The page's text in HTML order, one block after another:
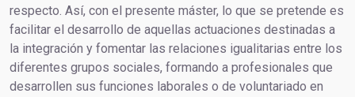
respecto. Así, con el presente máster, lo que se pretende es
facilitar el desarrollo de aquellas actuaciones destinadas a
la integración y fomentar las relaciones igualitarias entre los
diferentes grupos sociales, formando a profesionales que
desarrollen sus funciones laborales o de voluntariado en